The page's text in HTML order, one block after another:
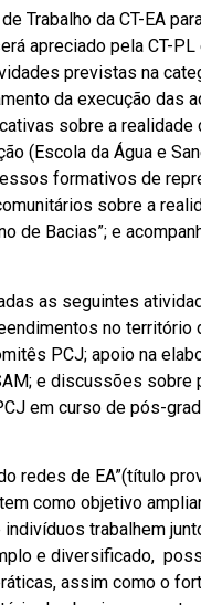
Trabalho da CT-EA
apreciado pela CT-
previstas na
da execução das
sobre a realidade
(Escola da Água e
formativos de
sobre a
de Bacias”; e
as seguintes
no território
PCJ; apoio na
e discussões
em curso de pós-
redes de EA”(título
como objetivo
trabalhem
e diversificado,
assim como o